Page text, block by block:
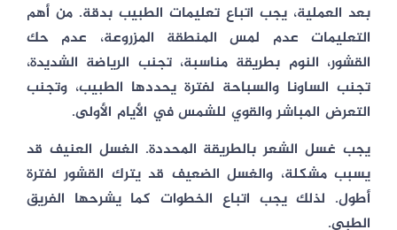
بعد العملية، يجب اتباع تعليمات الطبيب بدقة. من أهم
التعليمات عدم لمس المنطقة المزروعة، عدم حك
القشور، النوم بطريقة مناسبة، تجنب الرياضة الشديدة،
تجنب الساونا والسباحة لفترة يحددها الطبيب، وتجنب
التعرض المباشر والقوي للشمس في الأيام الأولى.
يجب غسل الشعر بالطريقة المحددة. الغسل العنيف قد
يسبب مشكلة، والغسل الضعيف قد يترك القشور لفترة
أطول. لذلك يجب اتباع الخطوات كما يشرحها الفريق
الطبي.